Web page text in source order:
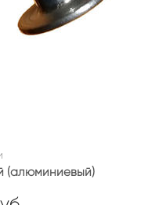
(алюминиевый)